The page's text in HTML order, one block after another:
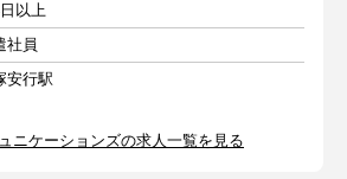
以上
社員
安行駅
ニケーションズの求人一覧を見る